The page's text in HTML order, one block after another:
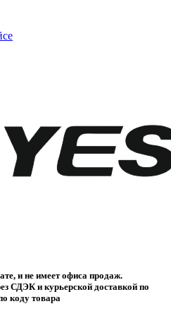
и не имеет офиса продаж.
СДЭК и курьерской доставкой по
коду товара